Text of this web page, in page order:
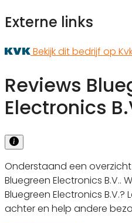
Externe links
Bekijk dit bedrijf op
Reviews
Electronics
Onderstaand een
Bluegreen Electronics B.V..
Bluegreen Electronics
achter en help andere